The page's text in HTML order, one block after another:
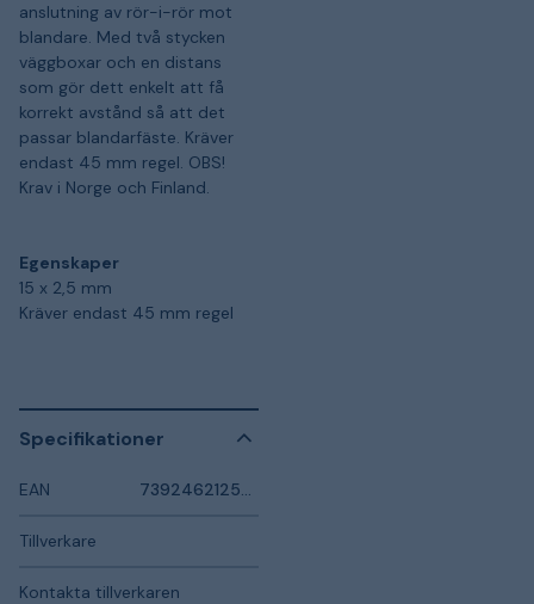
anslutning av rör-i-rör mot
blandare. Med två stycken
väggboxar och en distans
som gör dett enkelt att få
korrekt avstånd så att det
passar blandarfäste. Kräver
endast 45 mm regel. OBS!
Krav i Norge och Finland.
Egenskaper
15 x 2,5 mm
Kräver endast 45 mm regel
Specifikationer
EAN 7392462125340
Tillverkare
Kontakta tillverkaren